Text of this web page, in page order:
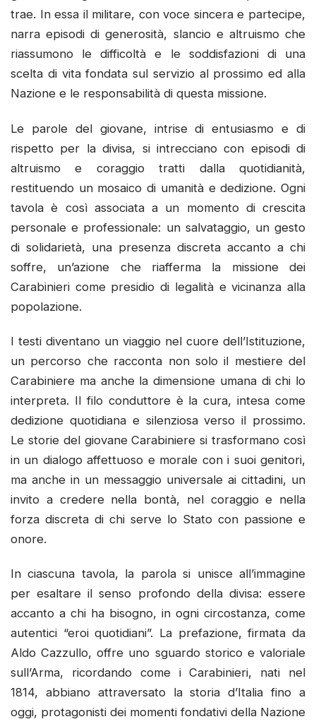
trae. In essa il militare, con voce sincera e partecipe,
narra episodi di generosità, slancio e altruismo che
riassumono le difficoltà e le soddisfazioni di una
scelta di vita fondata sul servizio al prossimo ed alla
Nazione e le responsabilità di questa missione.
Le parole del giovane, intrise di entusiasmo e di
rispetto per la divisa, si intrecciano con episodi di
altruismo e coraggio tratti dalla quotidianità,
restituendo un mosaico di umanità e dedizione. Ogni
tavola è così associata a un momento di crescita
personale e professionale: un salvataggio, un gesto
di solidarietà, una presenza discreta accanto a chi
soffre, un’azione che riafferma la missione dei
Carabinieri come presidio di legalità e vicinanza alla
popolazione.
I testi diventano un viaggio nel cuore dell’Istituzione,
un percorso che racconta non solo il mestiere del
Carabiniere ma anche la dimensione umana di chi lo
interpreta. Il filo conduttore è la cura, intesa come
dedizione quotidiana e silenziosa verso il prossimo.
Le storie del giovane Carabiniere si trasformano così
in un dialogo affettuoso e morale con i suoi genitori,
ma anche in un messaggio universale ai cittadini, un
invito a credere nella bontà, nel coraggio e nella
forza discreta di chi serve lo Stato con passione e
onore.
In ciascuna tavola, la parola si unisce all’immagine
per esaltare il senso profondo della divisa: essere
accanto a chi ha bisogno, in ogni circostanza, come
autentici “eroi quotidiani”. La prefazione, firmata da
Aldo Cazzullo, offre uno sguardo storico e valoriale
sull’Arma, ricordando come i Carabinieri, nati nel
1814, abbiano attraversato la storia d’Italia fino a
oggi, protagonisti dei momenti fondativi della Nazione